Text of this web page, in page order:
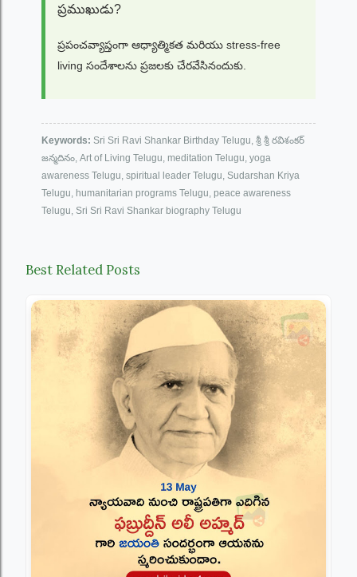
ప్రముఖుడు?
ప్రపంచవ్యాప్తంగా ఆధ్యాత్మికత మరియు stress-free
living సందేశాలను ప్రజలకు చేరవేసినందుకు.
Keywords: Sri Sri Ravi Shankar Birthday Telugu, శ్రీ శ్రీ రవిశంకర్
జన్మదినం, Art of Living Telugu, meditation Telugu, yoga
awareness Telugu, spiritual leader Telugu, Sudarshan Kriya
Telugu, humanitarian programs Telugu, peace awareness
Telugu, Sri Sri Ravi Shankar biography Telugu
Best Related Posts